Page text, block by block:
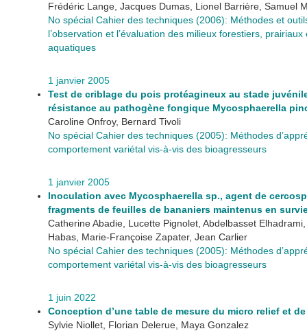
Frédéric Lange, Jacques Dumas, Lionel Barrière, Samuel
No spécial Cahier des techniques (2006): Méthodes et
l’observation et l’évaluation des milieux forestiers, prairiaux
aquatiques
1 janvier 2005
Test de criblage du pois protéagineux au stade
résistance au pathogène fongique Mycosphaerella
Caroline Onfroy, Bernard Tivoli
No spécial Cahier des techniques (2005): Méthodes
comportement variétal vis-à-vis des bioagresseurs
1 janvier 2005
Inoculation avec Mycosphaerella sp., agent de
fragments de feuilles de bananiers maintenus en
Catherine Abadie, Lucette Pignolet, Abdelbasset
Habas, Marie-Françoise Zapater, Jean Carlier
No spécial Cahier des techniques (2005): Méthodes
comportement variétal vis-à-vis des bioagresseurs
1 juin 2022
Conception d’une table de mesure du micro relief et
Sylvie Niollet, Florian Delerue, Maya Gonzalez